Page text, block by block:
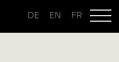
DE EN FR